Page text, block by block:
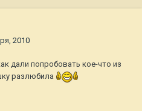
2010
дали попробовать кое-что из
разлюбила